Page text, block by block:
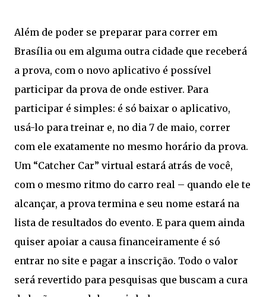
Além de poder se preparar para correr em
Brasília ou em alguma outra cidade que receberá
a prova, com o novo aplicativo é possível
participar da prova de onde estiver. Para
participar é simples: é só baixar o aplicativo,
usá-lo para treinar e, no dia 7 de maio, correr
com ele exatamente no mesmo horário da prova.
Um “Catcher Car” virtual estará atrás de você,
com o mesmo ritmo do carro real – quando ele te
alcançar, a prova termina e seu nome estará na
lista de resultados do evento. E para quem ainda
quiser apoiar a causa financeiramente é só
entrar no site e pagar a inscrição. Todo o valor
será revertido para pesquisas que buscam a cura